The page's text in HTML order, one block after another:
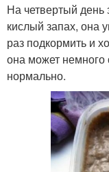
На четвертый день
кислый запах, она
раз подкормить и
она может немного
нормально.